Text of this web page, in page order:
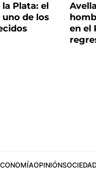
Plata: el
de los
en el
OPINIÓN